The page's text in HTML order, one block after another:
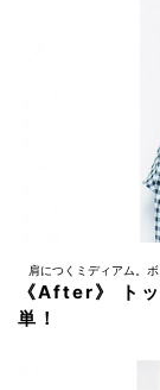
肩につくミディアム。
《After》 ト
単！